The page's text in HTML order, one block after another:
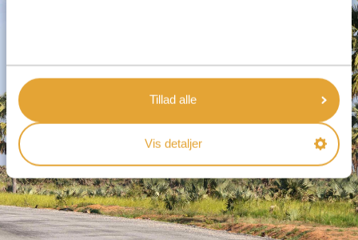
Tillad alle
Vis detaljer